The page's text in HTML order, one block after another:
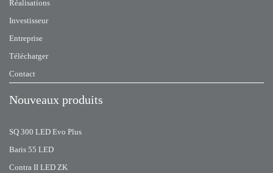
Réalisations
Investisseur
Entreprise
Télécharger
Contact
Nouveaux produits
SQ 300 LED Evo Plus
Baris 55 LED
Contra II LED ZK